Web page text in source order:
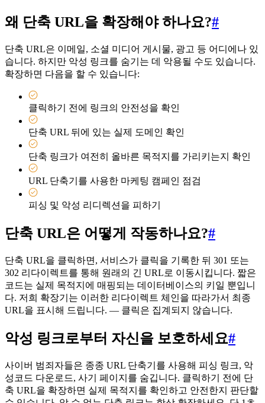
왜 단축 URL을 확장해야 하나요?#
단축 URL은 이메일, 소셜 미디어 게시물, 광고 등 어디에나 있
습니다. 하지만 악성 링크를 숨기는 데 악용될 수도 있습니다.
확장하면 다음을 할 수 있습니다:
클릭하기 전에 링크의 안전성을 확인
단축 URL 뒤에 있는 실제 도메인 확인
단축 링크가 여전히 올바른 목적지를 가리키는지 확인
URL 단축기를 사용한 마케팅 캠페인 점검
피싱 및 악성 리디렉션을 피하기
단축 URL은 어떻게 작동하나요?#
단축 URL을 클릭하면, 서비스가 클릭을 기록한 뒤 301 또는
302 리다이렉트를 통해 원래의 긴 URL로 이동시킵니다. 짧은
코드는 실제 목적지에 매핑되는 데이터베이스의 키일 뿐입니
다. 저희 확장기는 이러한 리다이렉트 체인을 따라가서 최종
URL을 표시해 드립니다. — 클릭은 집계되지 않습니다.
악성 링크로부터 자신을 보호하세요#
사이버 범죄자들은 종종 URL 단축기를 사용해 피싱 링크, 악
성코드 다운로드, 사기 페이지를 숨깁니다. 클릭하기 전에 단
축 URL을 확장하면 실제 목적지를 확인하고 안전한지 판단할